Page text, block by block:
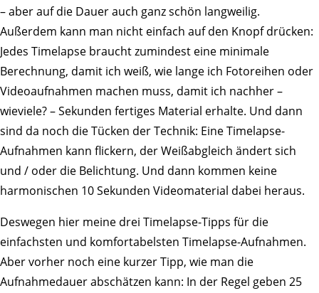
– aber auf die Dauer auch ganz schön langweilig.
Außerdem kann man nicht einfach auf den Knopf drücken:
Jedes Timelapse braucht zumindest eine minimale
Berechnung, damit ich weiß, wie lange ich Fotoreihen oder
Videoaufnahmen machen muss, damit ich nachher –
wieviele? – Sekunden fertiges Material erhalte. Und dann
sind da noch die Tücken der Technik: Eine Timelapse-
Aufnahmen kann flickern, der Weißabgleich ändert sich
und / oder die Belichtung. Und dann kommen keine
harmonischen 10 Sekunden Videomaterial dabei heraus.
Deswegen hier meine drei Timelapse-Tipps für die
einfachsten und komfortabelsten Timelapse-Aufnahmen.
Aber vorher noch eine kurzer Tipp, wie man die
Aufnahmedauer abschätzen kann: In der Regel geben 25